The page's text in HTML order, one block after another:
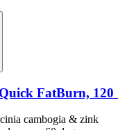
Quick FatBurn, 120
cambogia & zink